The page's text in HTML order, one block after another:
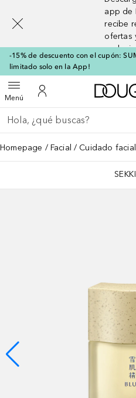
app de
recibe
ofertas
-15% de descuento con el cupón:
limitado solo en la App!
MenúAbrir menúMi cuenta
Regresar
Ejecutar búsqueda
Homepage Facial Cuidado facial
[navigation.slideout.screenreader]